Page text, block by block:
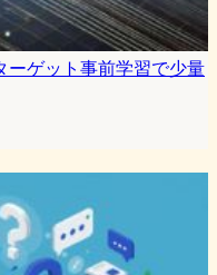
ーゲット事前学習で少量